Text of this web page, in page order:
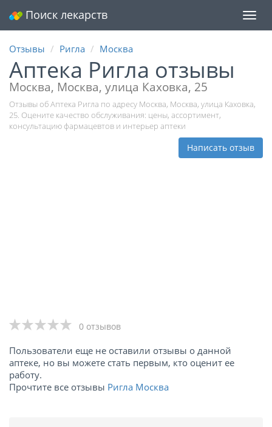
Поиск лекарств
Отзывы Ригла Москва
Аптека Ригла отзывы
Москва, Москва, улица Каховка, 25
Отзывы об Аптека Ригла по адресу Москва, Москва, улица Каховка,
25. Оцените качество обслуживания: цены, ассортимент,
консультацию фармацевтов и интерьер аптеки
Написать отзыв
0 отзывов
Пользователи еще не оставили отзывы о данной
аптеке, но вы можете стать первым, кто оценит ее
работу.
Прочтите все отзывы Ригла Москва